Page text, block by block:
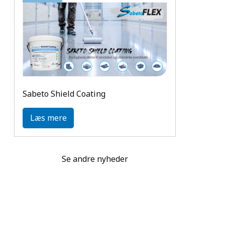
Sabeto Shield Coating
Læs mere
Se andre nyheder